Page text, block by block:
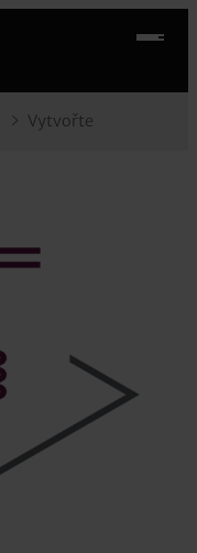
Vytvořte